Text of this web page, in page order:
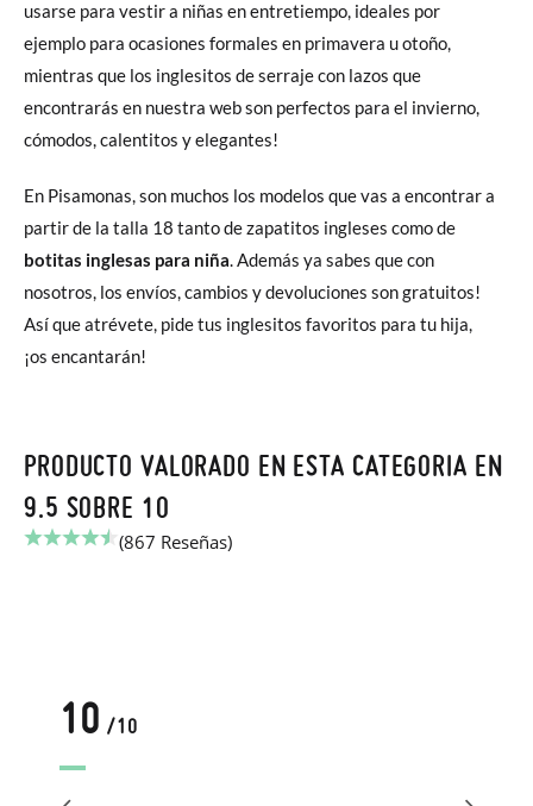
usarse para vestir a niñas en entretiempo, ideales por
ejemplo para ocasiones formales en primavera u otoño,
mientras que los inglesitos de serraje con lazos que
encontrarás en nuestra web son perfectos para el invierno,
cómodos, calentitos y elegantes!
En Pisamonas, son muchos los modelos que vas a encontrar a
partir de la talla 18 tanto de zapatitos ingleses como de
botitas inglesas para niña. Además ya sabes que con
nosotros, los envíos, cambios y devoluciones son gratuitos!
Así que atrévete, pide tus inglesitos favoritos para tu hija,
¡os encantarán!
PRODUCTO VALORADO EN ESTA CATEGORIA EN
9.5 SOBRE 10
(867 Reseñas)
10 /10